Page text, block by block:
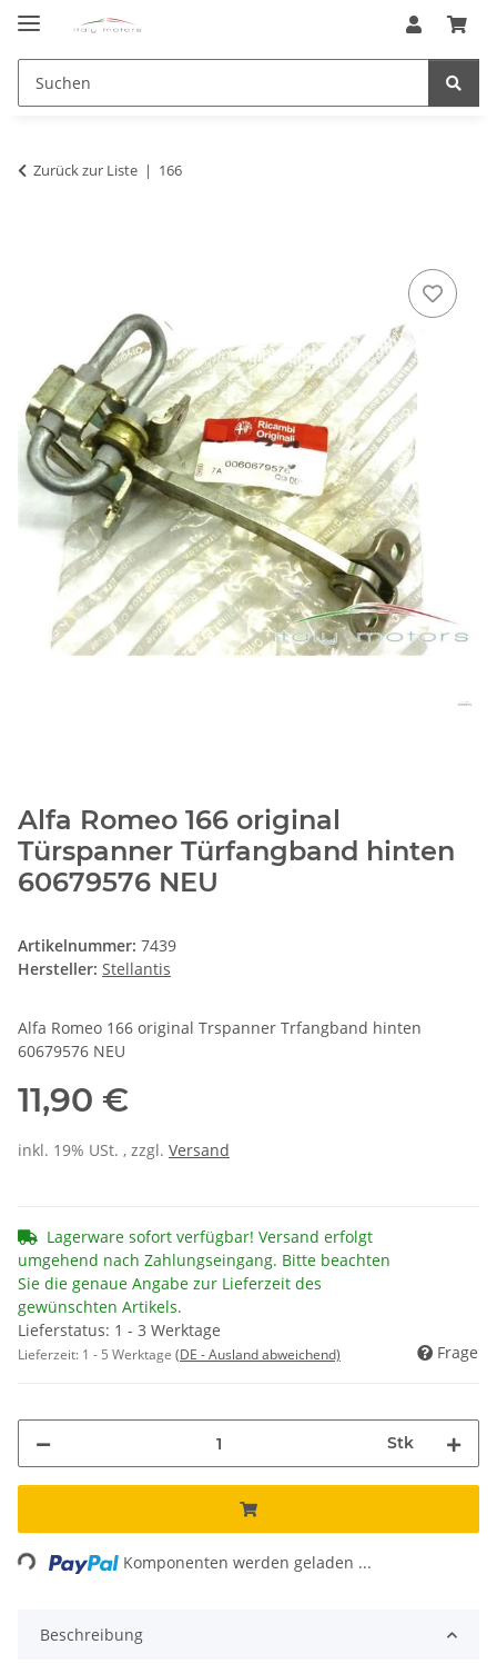
Zurück zur Liste 166
Alfa Romeo 166 original
Türspanner Türfangband hinten
60679576 NEU
Artikelnummer: 7439
Hersteller: Stellantis
Alfa Romeo 166 original Trspanner Trfangband hinten
60679576 NEU
11,90 €
inkl. 19% USt. , zzgl. Versand
Lagerware sofort verfügbar! Versand erfolgt
umgehend nach Zahlungseingang. Bitte beachten
Sie die genaue Angabe zur Lieferzeit des
gewünschten Artikels.
Lieferstatus: 1 - 3 Werktage
Lieferzeit: 1 - 5 Werktage (DE - Ausland abweichend) Frage
Stk
Komponenten werden geladen ...
Beschreibung